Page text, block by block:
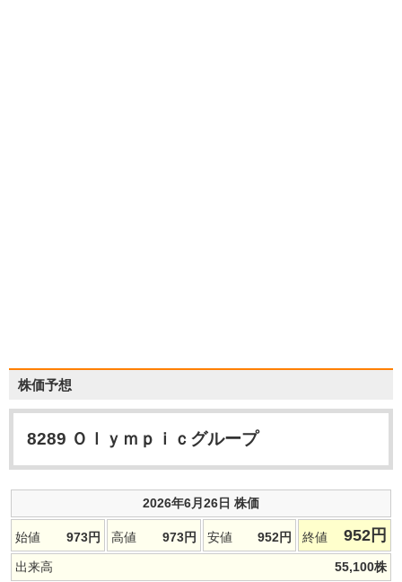
株価予想
8289 Ｏｌｙｍｐｉｃグループ
2026年6月26日 株価
始値 973円 高値 973円 安値 952円 終値 952 円
出来高 55,100株